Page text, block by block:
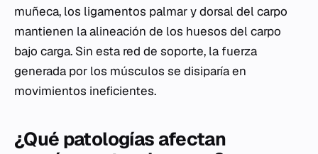
muñeca, los ligamentos palmar y dorsal del carpo
mantienen la alineación de los huesos del carpo
bajo carga. Sin esta red de soporte, la fuerza
generada por los músculos se disiparía en
movimientos ineficientes.
¿Qué patologías afectan